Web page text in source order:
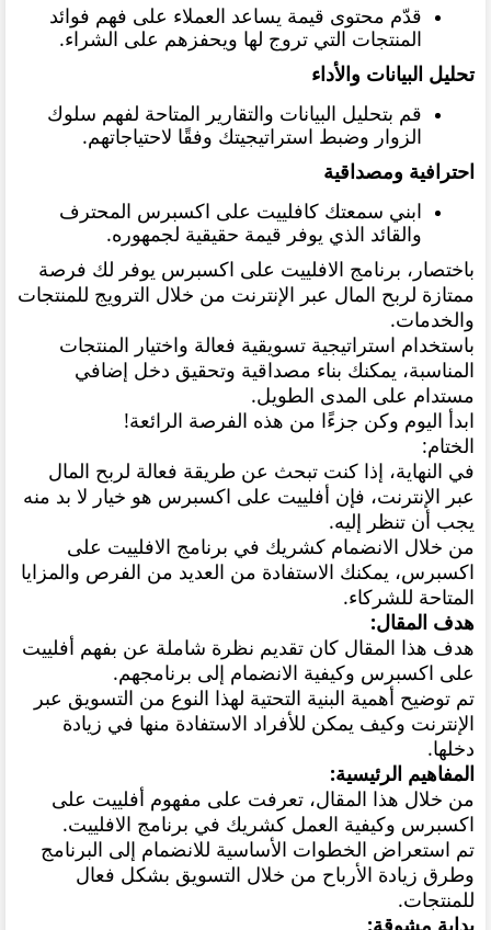
قدّم محتوى قيمة يساعد العملاء على فهم فوائد
المنتجات التي تروج لها ويحفزهم على الشراء.
تحليل البيانات والأداء
قم بتحليل البيانات والتقارير المتاحة لفهم سلوك
الزوار وضبط استراتيجيتك وفقًا لاحتياجاتهم.
احترافية ومصداقية
ابني سمعتك كافلييت على اكسبرس المحترف
والقائد الذي يوفر قيمة حقيقية لجمهوره.
باختصار، برنامج الافلييت على اكسبرس يوفر لك فرصة
ممتازة لربح المال عبر الإنترنت من خلال الترويج للمنتجات
والخدمات.
باستخدام استراتيجية تسويقية فعالة واختيار المنتجات
المناسبة، يمكنك بناء مصداقية وتحقيق دخل إضافي
مستدام على المدى الطويل.
ابدأ اليوم وكن جزءًا من هذه الفرصة الرائعة!
الختام:
في النهاية، إذا كنت تبحث عن طريقة فعالة لربح المال
عبر الإنترنت، فإن أفلييت على اكسبرس هو خيار لا بد منه
يجب أن تنظر إليه.
من خلال الانضمام كشريك في برنامج الافلييت على
اكسبرس، يمكنك الاستفادة من العديد من الفرص والمزايا
المتاحة للشركاء.
هدف المقال:
هدف هذا المقال كان تقديم نظرة شاملة عن بفهم أفلييت
على اكسبرس وكيفية الانضمام إلى برنامجهم.
تم توضيح أهمية البنية التحتية لهذا النوع من التسويق عبر
الإنترنت وكيف يمكن للأفراد الاستفادة منها في زيادة
دخلها.
المفاهيم الرئيسية:
من خلال هذا المقال، تعرفت على مفهوم أفلييت على
اكسبرس وكيفية العمل كشريك في برنامج الافلييت.
تم استعراض الخطوات الأساسية للانضمام إلى البرنامج
وطرق زيادة الأرباح من خلال التسويق بشكل فعال
للمنتجات.
بداية مشوقة: